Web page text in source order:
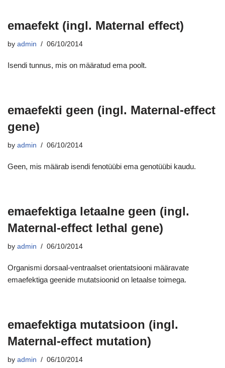
emaefekt (ingl. Maternal effect)
by admin 06/10/2014
Isendi tunnus, mis on määratud ema poolt.
emaefekti geen (ingl. Maternal-effect
gene)
by admin 06/10/2014
Geen, mis määrab isendi fenotüübi ema genotüübi kaudu.
emaefektiga letaalne geen (ingl.
Maternal-effect lethal gene)
by admin 06/10/2014
Organismi dorsaal-ventraalset orientatsiooni määravate
emaefektiga geenide mutatsioonid on letaalse toimega.
emaefektiga mutatsioon (ingl.
Maternal-effect mutation)
by admin 06/10/2014